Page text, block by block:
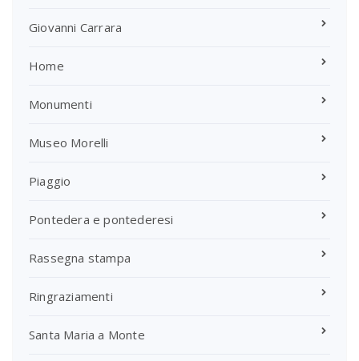
Giovanni Carrara
Home
Monumenti
Museo Morelli
Piaggio
Pontedera e pontederesi
Rassegna stampa
Ringraziamenti
Santa Maria a Monte